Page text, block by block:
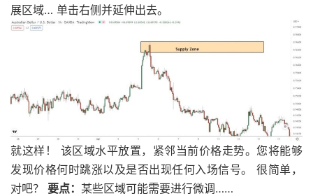
展区域… 单击右侧并延伸出去。
就这样！ 该区域水平放置，紧邻当前价格走势。您将能够
发现价格何时跳涨以及是否出现任何入场信号。 很简单，
对吧？ 要点： 某些区域可能需要进行微调……